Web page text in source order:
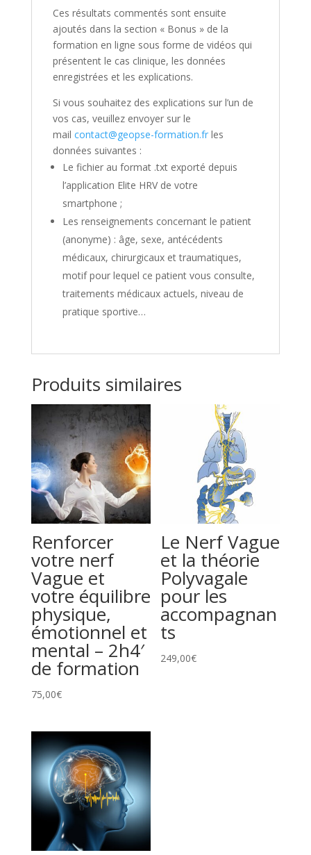
Ces résultats commentés sont ensuite
ajoutés dans la section « Bonus » de la
formation en ligne sous forme de vidéos qui
présentent le cas clinique, les données
enregistrées et les explications.
Si vous souhaitez des explications sur l’un de
vos cas, veuillez envoyer sur le
mail contact@geopse-formation.frles
données suivantes :
Le fichier au format .txt exporté depuis
l’application Elite HRV de votre
smartphone ;
Les renseignements concernant le patient
(anonyme) : âge, sexe, antécédents
médicaux, chirurgicaux et traumatiques,
motif pour lequel ce patient vous consulte,
traitements médicaux actuels, niveau de
pratique sportive…
Produits similaires
Renforcer
votre nerf
Vague et
votre équilibre
physique,
émotionnel et
mental – 2h4′
de formation
75,00€
Le Nerf Vague
et la théorie
Polyvagale
pour les
accompagnan
ts
249,00€